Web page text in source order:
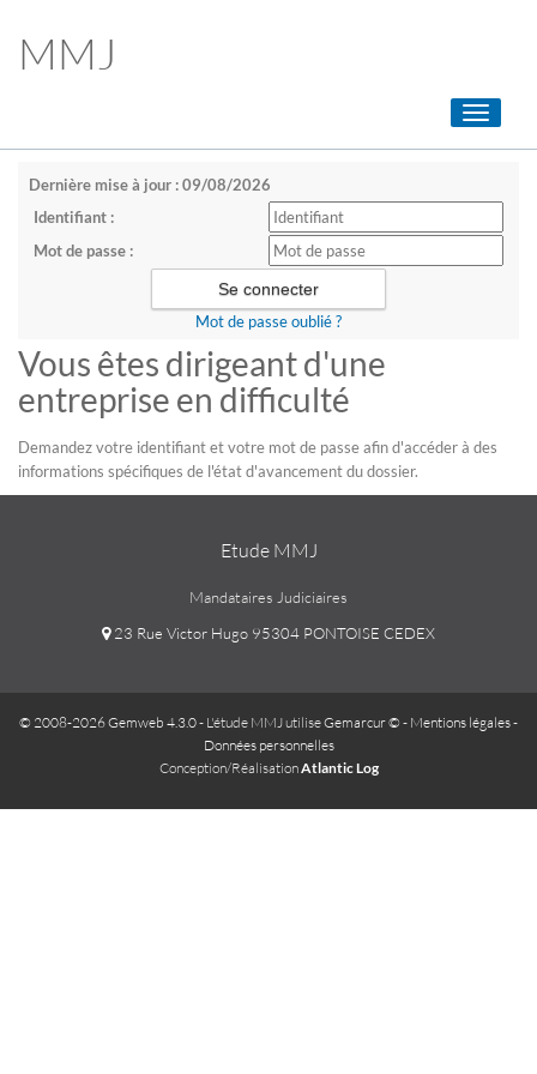
MMJ
Toggle
Dernière mise à jour : 09/08/2026
Identifiant :
Mot de passe :
Mot de passe oublié ?
Vous êtes dirigeant d'une
entreprise en difficulté
Demandez votre identifiant et votre mot de passe afin d'accéder à des
informations spécifiques de l'état d'avancement du dossier.
Etude MMJ
Mandataires Judiciaires
23 Rue Victor Hugo 95304 PONTOISE CEDEX
© 2008-2026 Gemweb 4.3.0- L'étude MMJ utiliseGemarcur © - Mentions légales-
Données personnelles
Conception/RéalisationAtlantic Log